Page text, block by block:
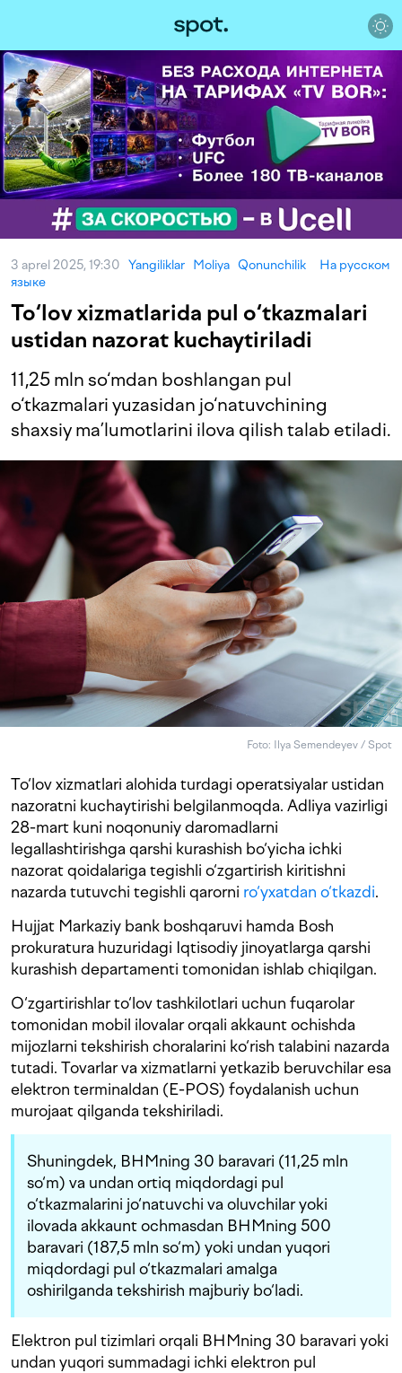
3 aprel 2025, 19:30 Yangiliklar Moliya Qonunchilik
На русском
языке
To‘lov xizmatlarida pul o‘tkazmalari
ustidan nazorat kuchaytiriladi
11,25 mln so‘mdan boshlangan pul
o‘tkazmalari yuzasidan jo‘natuvchining
shaxsiy ma’lumotlarini ilova qilish talab etiladi.
Foto: Ilya Semendeyev / Spot
To‘lov xizmatlari alohida turdagi operatsiyalar ustidan
nazoratni kuchaytirishi belgilanmoqda. Adliya vazirligi
28-mart kuni noqonuniy daromadlarni
legallashtirishga qarshi kurashish bo‘yicha ichki
nazorat qoidalariga tegishli o‘zgartirish kiritishni
nazarda tutuvchi tegishli qarorni ro‘yxatdan o‘tkazdi.
Hujjat Markaziy bank boshqaruvi hamda Bosh
prokuratura huzuridagi Iqtisodiy jinoyatlarga qarshi
kurashish departamenti tomonidan ishlab chiqilgan.
O‘zgartirishlar to‘lov tashkilotlari uchun fuqarolar
tomonidan mobil ilovalar orqali akkaunt ochishda
mijozlarni tekshirish choralarini ko‘rish talabini nazarda
tutadi. Tovarlar va xizmatlarni yetkazib beruvchilar esa
elektron terminaldan (E-POS) foydalanish uchun
murojaat qilganda tekshiriladi.
Shuningdek, BHMning 30 baravari (11,25 mln
so‘m) va undan ortiq miqdordagi pul
o‘tkazmalarini jo‘natuvchi va oluvchilar yoki
ilovada akkaunt ochmasdan BHMning 500
baravari (187,5 mln so‘m) yoki undan yuqori
miqdordagi pul o‘tkazmalari amalga
oshirilganda tekshirish majburiy bo‘ladi.
Elektron pul tizimlari orqali BHMning 30 baravari yoki
undan yuqori summadagi ichki elektron pul